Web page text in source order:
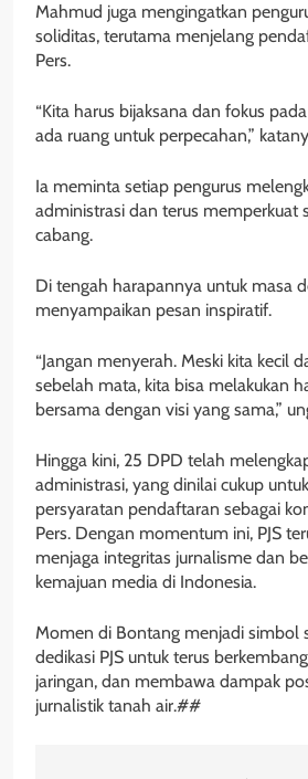
Mahmud juga mengingatkan
soliditas, terutama menjelang
Pers.
“Kita harus bijaksana dan fokus
ada ruang untuk perpecahan,”
Ia meminta setiap pengurus
administrasi dan terus memperkuat
cabang.
Di tengah harapannya untuk masa
menyampaikan pesan inspiratif.
“Jangan menyerah. Meski kita kecil
sebelah mata, kita bisa melakukan
bersama dengan visi yang sama,”
Hingga kini, 25 DPD telah
administrasi, yang dinilai cukup
persyaratan pendaftaran sebagai
Pers. Dengan momentum ini, PJS
menjaga integritas jurnalisme dan
kemajuan media di Indonesia.
Momen di Bontang menjadi simbol
dedikasi PJS untuk terus
jaringan, dan membawa dampak
jurnalistik tanah air.##